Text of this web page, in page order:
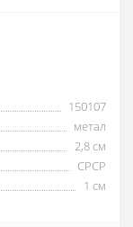
150107
метал
2,8 см
СРСР
1 см